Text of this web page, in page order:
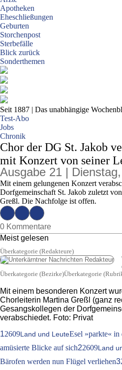
Apotheken
Eheschließungen
Geburten
Storchenpost
Sterbefälle
Blick zurück
Sonderthemen
Seit 1887 | Das unabhängige
Test-Abo
Jobs
Chronik
Chor der DG St. Jakob
mit Konzert von seiner
Ausgabe 21 |
Mit einem gelungenen Konzert
Dorfgemeinschaft St. Jakob zuletzt
Greßl. Die Nachfolge ist offen.
0 Kommentare
Meist gelesen
Überkategorie (Redakteure)
Überkategorie (Bezirke)Überkategorie
Mit einem besonderen Konzert
Chorleiterin Martina Greßl (ganz
Gesangskollegen der
verabschiedet. Foto: Privat
12609Land und LeuteEsel »parkte« in
amüsierte Blicke auf sich22609Land
Bärofen werden nun Flügel verliehen3